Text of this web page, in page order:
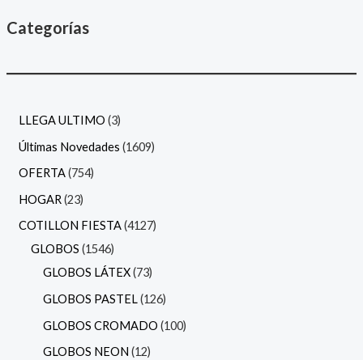
Categorías
LLEGA ULTIMO 3
Últimas Novedades 1609
OFERTA 754
HOGAR 23
COTILLON FIESTA 4127
GLOBOS 1546
GLOBOS LÁTEX 73
GLOBOS PASTEL 126
GLOBOS CROMADO 100
GLOBOS NEON 12